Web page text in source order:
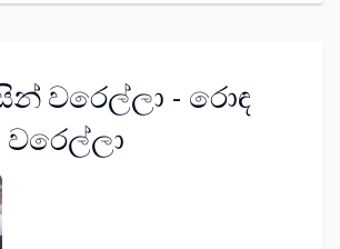
වරෙල්ලා - රොඳ
වරෙල්ලා